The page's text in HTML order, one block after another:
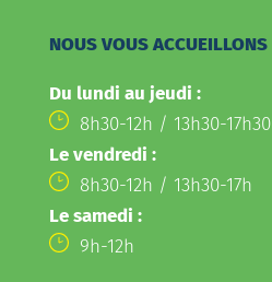
NOUS VOUS ACCUEILLONS
Du lundi au jeudi :
8h30-12h / 13h30-17h30
Le vendredi :
8h30-12h / 13h30-17h
Le samedi :
9h-12h